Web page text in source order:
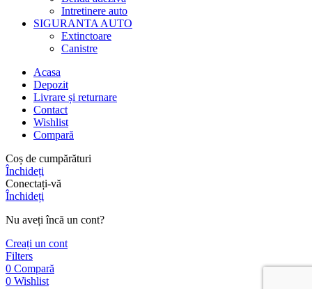
Intretinere auto
SIGURANTA AUTO
Extinctoare
Canistre
Acasa
Depozit
Livrare și returnare
Contact
Wishlist
Compară
Coș de cumpărături
Închideți
Conectați-vă
Închideți
Nu aveți încă un cont?
Creați un cont
Filters
0 Compară
0 Wishlist